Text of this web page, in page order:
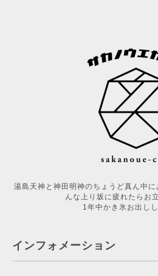
湯島天神と神田明神のちょうど真ん中
んな上り坂に疲れたらお
1年中かき氷お出しし
インフォメーション